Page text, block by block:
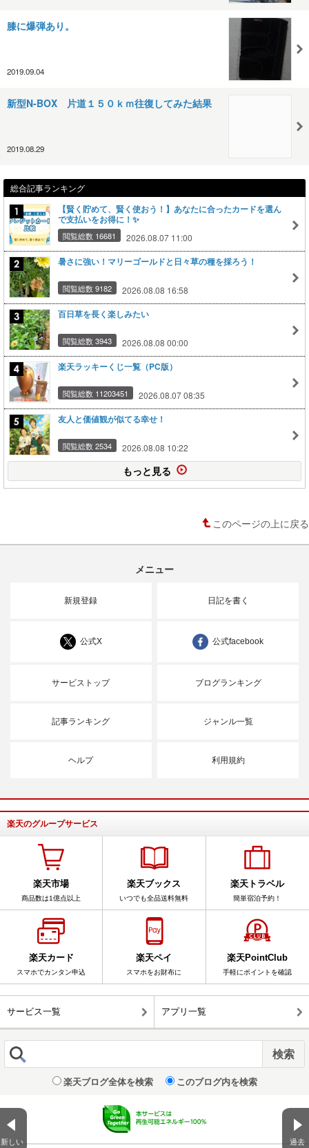
新しい 過去
膝に爆弾あり。
2019.09.04
新型N-BOX 片道１５０ｋｍ往復してみた結果
2019.08.29
総合記事ランキング
【賢く貯めて、賢く使おう！】あなたに合ったカードを選ん
で支払いをお得に！✨
閲覧総数 16681 2026.08.07 11:00
暑さに強い！マリーゴールドと日々草の種を採ろう！
閲覧総数 9182 2026.08.08 16:58
百日草を長く楽しみたい
閲覧総数 3943 2026.08.08 00:00
楽天ラッキーくじ一覧（PC版）
閲覧総数 11203451 2026.08.07 08:35
友人と価値観が似てる幸せ！
閲覧総数 2534 2026.08.08 10:22
もっと見る
このページの上に戻る
メニュー
新規登録 日記を書く
公式X 公式facebook
サービストップ ブログランキング
記事ランキング ジャンル一覧
ヘルプ 利用規約
楽天のグループサービス
楽天市場
商品数は1億点以上
楽天ブックス
いつでも全品送料無料
楽天トラベル
簡単宿泊予約！
楽天カード
スマホでカンタン申込
楽天ペイ
スマホをお財布に
楽天PointClub
手軽にポイントを確認
サービス一覧 アプリ一覧
楽天ブログ全体を検索 このブログ内を検索